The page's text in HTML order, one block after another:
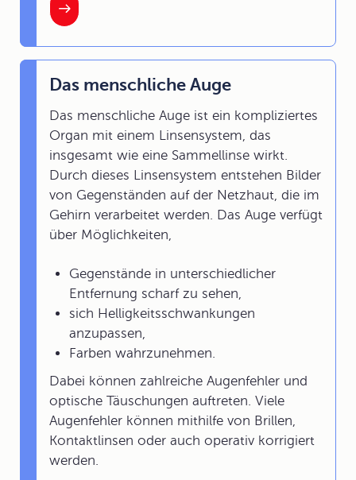
Das menschliche Auge
Das menschliche Auge ist ein kompliziertes
Organ mit einem Linsensystem, das
insgesamt wie eine Sammellinse wirkt.
Durch dieses Linsensystem entstehen Bilder
von Gegenständen auf der Netzhaut, die im
Gehirn verarbeitet werden. Das Auge verfügt
über Möglichkeiten,
Gegenstände in unterschiedlicher
Entfernung scharf zu sehen,
sich Helligkeitsschwankungen
anzupassen,
Farben wahrzunehmen.
Dabei können zahlreiche Augenfehler und
optische Täuschungen auftreten. Viele
Augenfehler können mithilfe von Brillen,
Kontaktlinsen oder auch operativ korrigiert
werden.